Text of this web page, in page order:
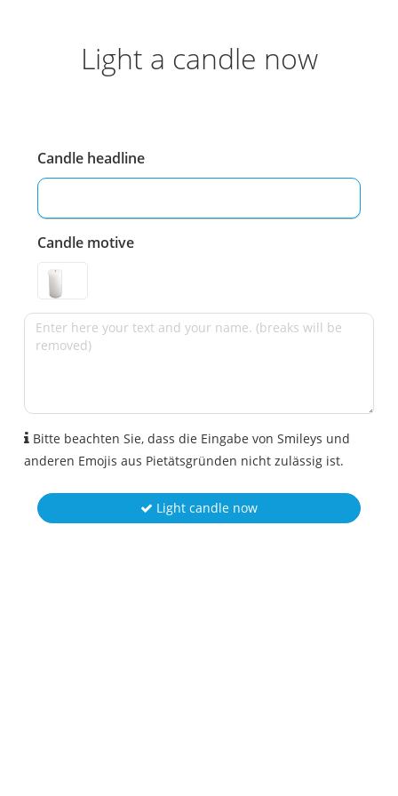
Light a candle now
Candle headline
Candle motive
Bitte beachten Sie, dass die Eingabe von Smileys und
anderen Emojis aus Pietätsgründen nicht zulässig ist.
Light candle now